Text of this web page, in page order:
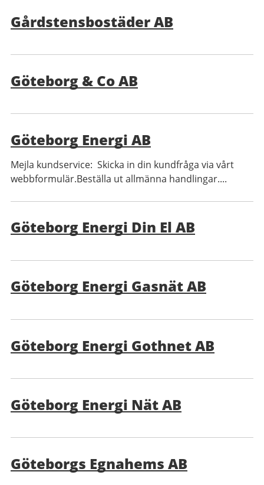
Gårdstensbostäder AB
Göteborg & Co AB
Göteborg Energi AB
Mejla kundservice: Skicka in din kundfråga via vårt
webbformulär.Beställa ut allmänna handlingar....
Göteborg Energi Din El AB
Göteborg Energi Gasnät AB
Göteborg Energi Gothnet AB
Göteborg Energi Nät AB
Göteborgs Egnahems AB